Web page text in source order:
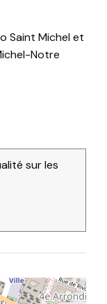
Saint Michel et
Notre
sur les